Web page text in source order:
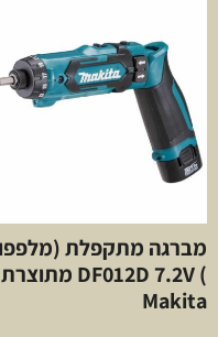
מברגה מתקפלת
) DF012D 7.2V מתוצרת
Makita